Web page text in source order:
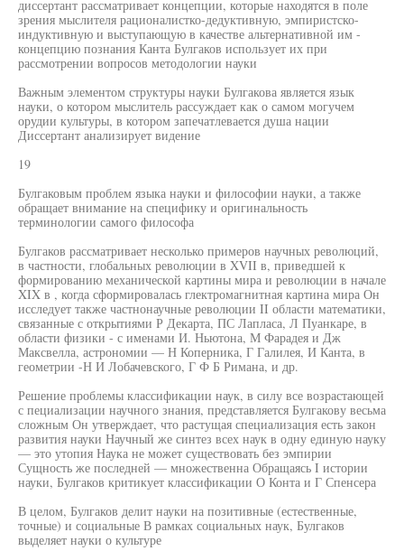
диссертант рассматривает концепции, которые находятся в поле
зрения мыслителя рационалистко-дедуктивную, эмпиристско-
индуктивную и выступающую в качестве альтернативной им -
концепцию познания Канта Булгаков использует их при
рассмотрении вопросов методологии науки
Важным элементом структуры науки Булгакова является язык
науки, о котором мыслитель рассуждает как о самом могучем
орудии культуры, в котором запечатлевается душа нации
Диссертант анализирует видение
19
Булгаковым проблем языка науки и философии науки, а также
обращает внимание на специфику и оригинальность
терминологии самого философа
Булгаков рассматривает несколько примеров научных революций,
в частности, глобальных революции в XVII в, приведшей к
формированию механической картины мира и революции в начале
XIX в , когда сформировалась глектромагнитная картина мира Он
исследует также частнонаучные революции II области математики,
связанные с открытиями Р Декарта, ПС Лапласа, Л Пуанкаре, в
области физики - с именами И. Ньютона, М Фарадея и Дж
Максвелла, астрономии — Н Коперника, Г Галилея, И Канта, в
геометрии -Н И Лобачевского, Г Ф Б Римана, и др.
Решение проблемы классификации наук, в силу все возрастающей
с пециализации научного знания, представляется Булгакову весьма
сложным Он утверждает, что растущая специализация есть закон
развития науки Научный же синтез всех наук в одну единую науку
— это утопия Наука не может существовать без эмпирии
Сущность же последней — множественна Обращаясь I истории
науки, Булгаков критикует классификации О Конта и Г Спенсера
В целом, Булгаков делит науки на позитивные (естественные,
точные) и социальные В рамках социальных наук, Булгаков
выделяет науки о культуре